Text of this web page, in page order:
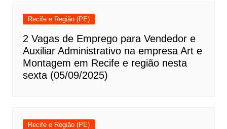
Recife e Região (PE)
2 Vagas de Emprego para Vendedor e
Auxiliar Administrativo na empresa Art e
Montagem em Recife e região nesta
sexta (05/09/2025)
Recife e Região (PE)